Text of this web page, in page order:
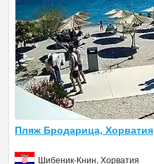
Пляж Бродарица, Хорватия
Шибеник-Книн, Хорватия